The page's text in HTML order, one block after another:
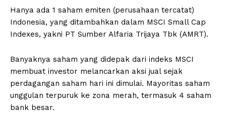
Hanya ada 1 saham emiten (perusahaan tercatat)
Indonesia, yang ditambahkan dalam MSCI Small Cap
Indexes, yakni PT Sumber Alfaria Trijaya Tbk (AMRT).
Banyaknya saham yang didepak dari indeks MSCI
membuat investor melancarkan aksi jual sejak
perdagangan saham hari ini dimulai. Mayoritas saham
unggulan terpuruk ke zona merah, termasuk 4 saham
bank besar.